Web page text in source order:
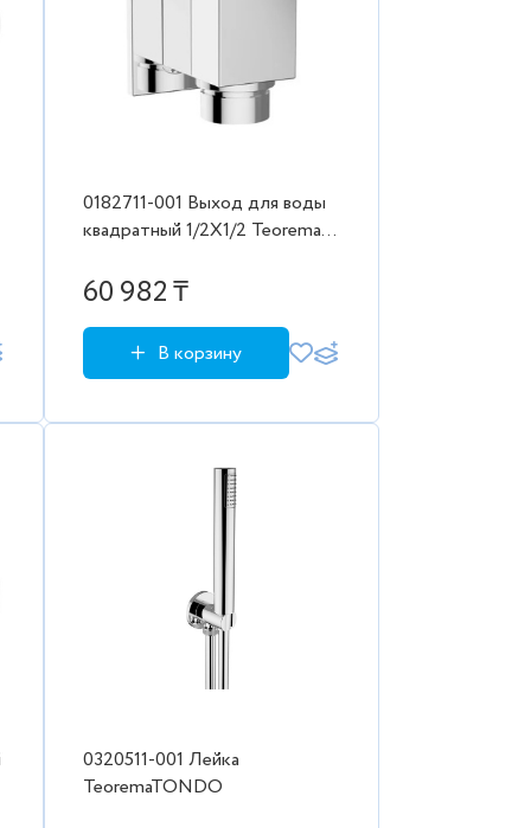
0182711-001 Выход для воды
квадратный 1/2X1/2 Teorema
60 982 ₸
В корзину
0320511-001 Лейка
TeoremaTONDO